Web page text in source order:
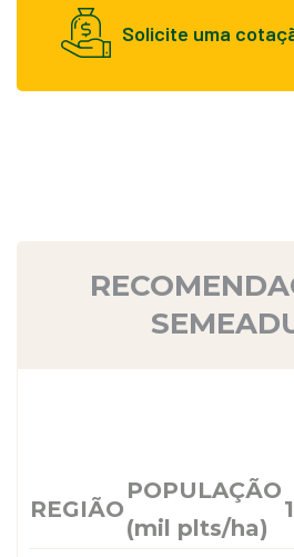
Solicite uma
REGIÃO
POPULAÇÃO
(mil plts/ha)